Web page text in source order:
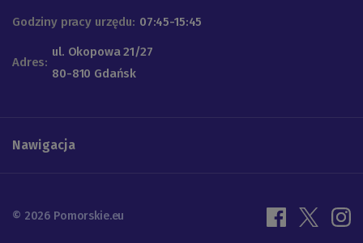
Godziny pracy urzędu: 07:45-15:45
Adres:
ul. Okopowa 21/27
80-810 Gdańsk
Nawigacja
© 2026 Pomorskie.eu